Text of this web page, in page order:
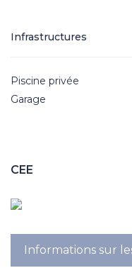
Infrastructures
Piscine privée
Garage
CEE
Informations sur